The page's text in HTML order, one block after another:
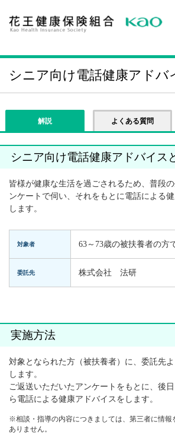
シニア向け電話健康アドバ
解説 よくある質問
シニア向け電話健康アドバイス
皆様が健康な生活を過ごされるため、普段
ンケートで伺い、それをもとに電話による
します。
対象者 63～73歳の被扶養者の方
委託先 株式会社 法研
実施方法
対象となられた方（被扶養者）に、委託先
します。
ご返送いただいたアンケートをもとに、後
ら電話による健康アドバイスをします。
※相談・指導の内容につきましては、第三者に情報
ありません。